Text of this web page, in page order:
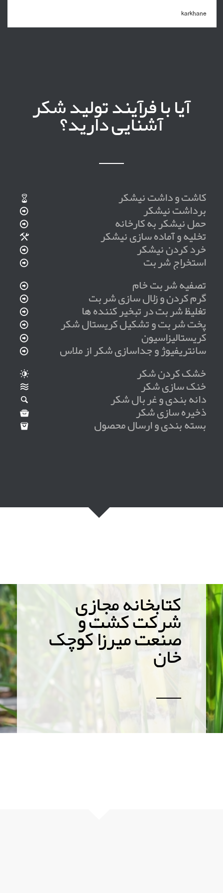
karkhane
آیا با فرآیند تولید شکر
آشنایی دارید؟
کاشت و داشت نیشکر
برداشت نیشکر
حمل نیشکر به کارخانه
تخلیه و آماده سازی نیشکر
خرد کردن نیشکر
استخراج شربت
تصفیه شربت خام
گرم کردن و زلال سازی شربت
تغلیظ شربت در تبخیر کننده ها
پخت شربت و تشکیل کریستال شکر
کریستالیزاسیون
سانتریفیوژ و جداسازی شکر از ملاس
خشک کردن شکر
خنک سازی شکر
دانه بندی و غربال شکر
ذخیره سازی شکر
بسته بندی و ارسال محصول
کتابخانه مجازی
شرکت کشت و
صنعت میرزا کوچک
خان